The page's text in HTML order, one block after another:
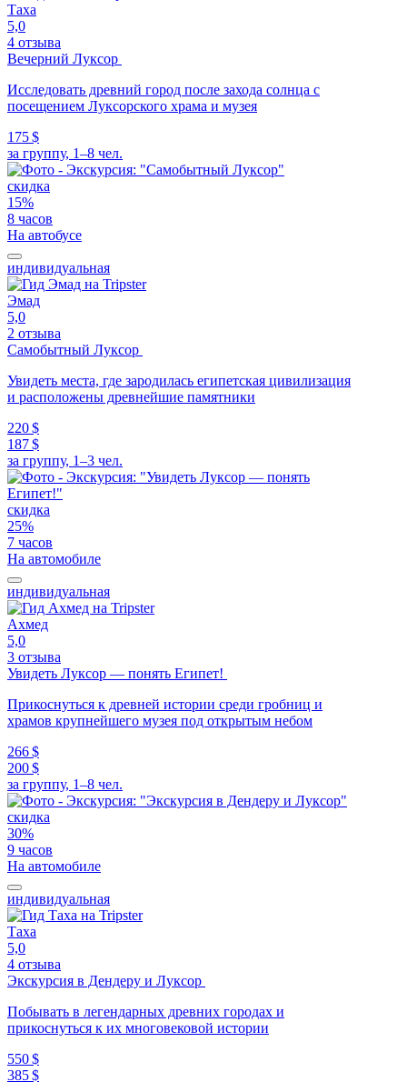
Таха
5,0
4 отзыва
Вечерний Луксор
Исследовать древний город после захода солнца с
посещением Луксорского храма и музея
175 $
за группу, 1–8 чел.
скидка
15%
8 часов
На автобусе
индивидуальная
Эмад
5,0
2 отзыва
Самобытный Луксор
Увидеть места, где зародилась египетская цивилизация
и расположены древнейшие памятники
220 $
187 $
за группу, 1–3 чел.
скидка
25%
7 часов
На автомобиле
индивидуальная
Ахмед
5,0
3 отзыва
Увидеть Луксор — понять Египет!
Прикоснуться к древней истории среди гробниц и
храмов крупнейшего музея под открытым небом
266 $
200 $
за группу, 1–8 чел.
скидка
30%
9 часов
На автомобиле
индивидуальная
Таха
5,0
4 отзыва
Экскурсия в Дендеру и Луксор
Побывать в легендарных древних городах и
прикоснуться к их многовековой истории
550 $
385 $